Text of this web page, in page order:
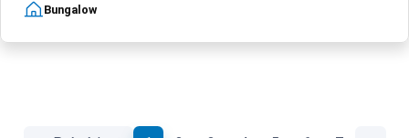
Bungalow